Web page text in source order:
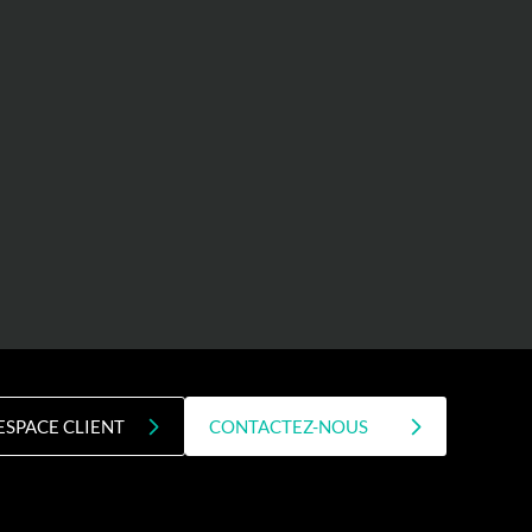
CLIENT CONTACTEZ-NOUS